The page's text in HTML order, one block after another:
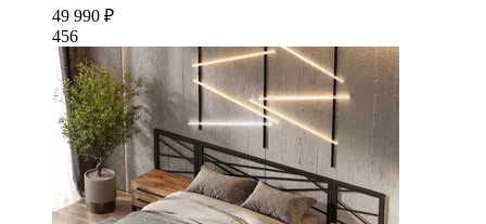
49 990 ₽
456